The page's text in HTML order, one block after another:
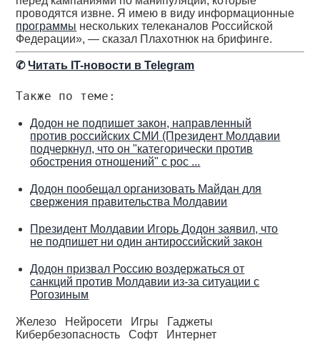
проводятся извне. Я имею в виду информационные
программы нескольких телеканалов Российской
Федерации», — сказал Плахотнюк на брифинге.
✆Читать IT-новости в Telegram
Также по теме:
Додон не подпишет закон, направленный
против российских СМИ (Президент Молдавии
подчеркнул, что он "категорически против
обострения отношений" с рос ...
Додон пообещал организовать Майдан для
свержения правительства Молдавии
Президент Молдавии Игорь Додон заявил, что
не подпишет ни один антироссийский закон
Додон призвал Россию воздержаться от
санкций против Молдавии из-за ситуации с
Рогозиным
Железо Нейросети Игры
Гаджеты
Кибербезопасность
Софт Интернет